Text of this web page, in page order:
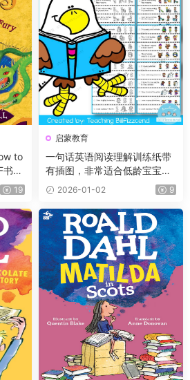
to
籍
读年
19
启蒙教育
一句话英语阅读理解训练纸带
有插图，非常适合低龄宝宝！
小红书爆款！
2026-01-02 9